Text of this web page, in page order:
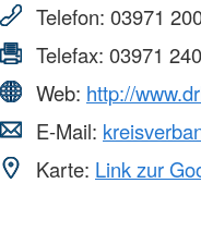
Telefon: 03971
Telefax: 03971
Web: http://
E-Mail:
Karte: Link zur